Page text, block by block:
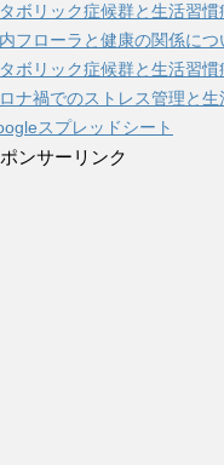
タボリック症候群と生活習
フローラと健康の関係につ
タボリック症候群と生活習
ナ禍でのストレス管理と生
スプレッドシート
ンサーリンク